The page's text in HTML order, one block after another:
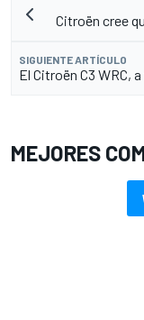
Citroën cree
SIGUIENTE ARTÍCULO
El Citroën C3 WRC,
MEJORES